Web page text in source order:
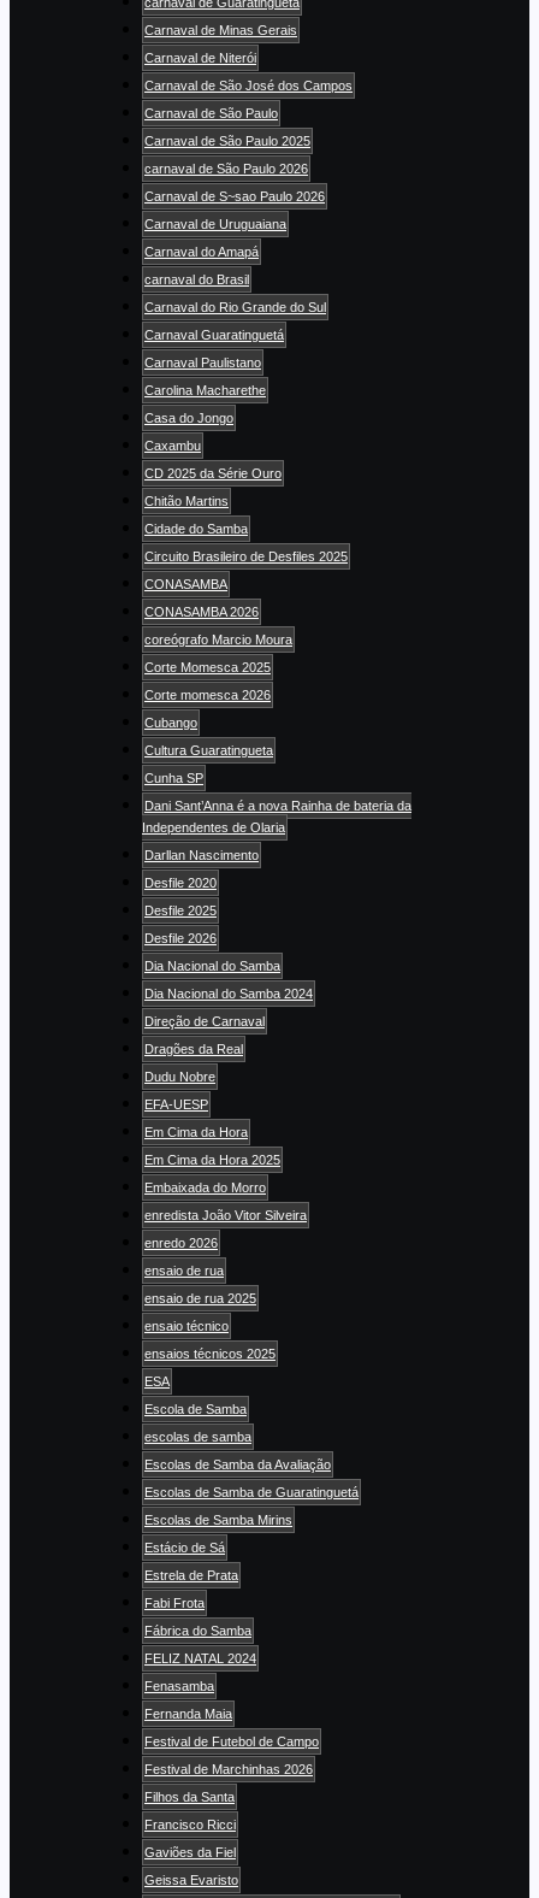
Carnaval de Minas Gerais
Carnaval de Niterói
Carnaval de São José dos Campos
Carnaval de São Paulo
Carnaval de São Paulo 2025
carnaval de São Paulo 2026
Carnaval de S~sao Paulo 2026
Carnaval de Uruguaiana
Carnaval do Amapá
carnaval do Brasil
Carnaval do Rio Grande do Sul
Carnaval Guaratinguetá
Carnaval Paulistano
Carolina Macharethe
Casa do Jongo
Caxambu
CD 2025 da Série Ouro
Chitão Martins
Cidade do Samba
Circuito Brasileiro de Desfiles 2025
CONASAMBA
CONASAMBA 2026
coreógrafo Marcio Moura
Corte Momesca 2025
Corte momesca 2026
Cubango
Cultura Guaratingueta
Cunha SP
Dani Sant’Anna é a nova Rainha de bateria da
Independentes de Olaria
Darllan Nascimento
Desfile 2020
Desfile 2025
Desfile 2026
Dia Nacional do Samba
Dia Nacional do Samba 2024
Direção de Carnaval
Dragões da Real
Dudu Nobre
EFA-UESP
Em Cima da Hora
Em Cima da Hora 2025
Embaixada do Morro
enredista João Vitor Silveira
enredo 2026
ensaio de rua
ensaio de rua 2025
ensaio técnico
ensaios técnicos 2025
ESA
Escola de Samba
escolas de samba
Escolas de Samba da Avaliação
Escolas de Samba de Guaratinguetá
Escolas de Samba Mirins
Estácio de Sá
Estrela de Prata
Fabi Frota
Fábrica do Samba
FELIZ NATAL 2024
Fenasamba
Fernanda Maia
Festival de Futebol de Campo
Festival de Marchinhas 2026
Filhos da Santa
Francisco Ricci
Gaviões da Fiel
Geissa Evaristo